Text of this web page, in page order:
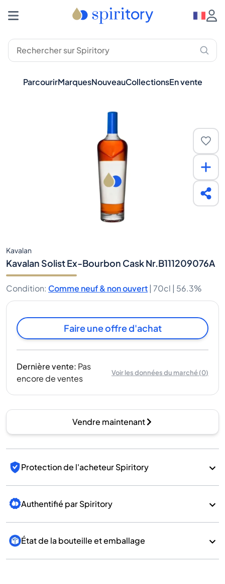
ParcourirMarquesNouveauCollectionsEn vente
Kavalan
Kavalan Solist Ex-Bourbon Cask Nr.B111209076A
Condition: Comme neuf & non ouvert | 70cl | 56.3%
Faire une offre d'achat
Dernière vente: Pas
encore de ventes
Voir les données du marché(0)
Vendre maintenant
Protection de l'acheteur Spiritory
Authentifié par Spiritory
État de la bouteille et emballage